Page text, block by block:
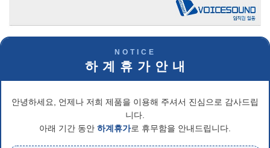
NOTICE
하 계 휴 가 안 내
안녕하세요, 언제나 저희 제품을 이용해 주셔서 진심으로 감사드립
니다.
아래 기간 동안 하계휴가로 휴무함을 안내드립니다.